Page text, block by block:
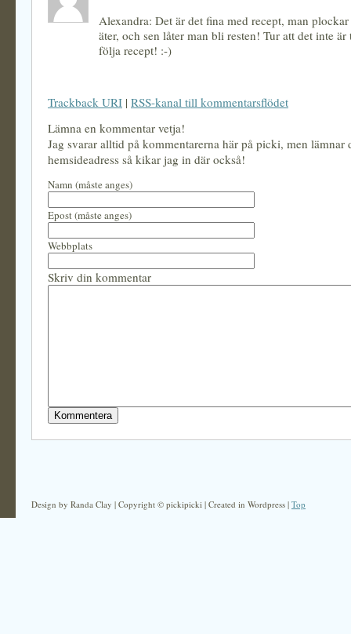
Alexandra: Det är det fina med recept, man
äter, och sen låter man bli resten! Tur att det inte är
följa recept! :-)
Trackback URI | RSS-kanal till kommentarsflödet
Lämna en kommentar vetja!
Jag svarar alltid på kommentarerna här på picki, men lämnar
hemsideadress så kikar jag in där också!
Namn (måste anges)
Epost (måste anges)
Webbplats
Skriv din kommentar
Design by Randa Clay | Copyright © pickipicki | Created in Wordpress | Top